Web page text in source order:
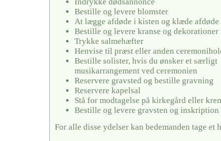
Bestille og levere blomster
At lægge afdøde i kisten og klæde afdøde
Bestille og levere kranse og dekorationer
Trykke salmehæfter
Henvise til præst eller anden
Bestille solister, hvis du ønsker et særligt
musikarrangement ved ceremonien
Reservere gravsted og bestille gravning
Reservere kapelsal
Stå for modtagelse på kirkegård eller
Bestille og levere gravsten og inskription
For alle disse ydelser kan bedemanden tage et